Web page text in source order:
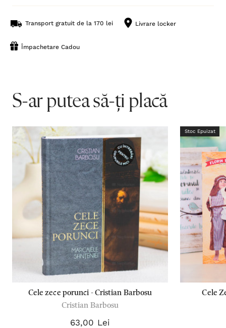
Transport gratuit de la 170 lei Livrare locker
Împachetare Cadou
S-ar putea să-ți placă
Cele zece porunci - Cristian Barbosu
Cristian Barbosu
63,00 Lei
Stoc Epuizat
Cele